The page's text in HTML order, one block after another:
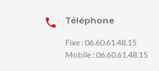
Téléphone
Fixe : 06.60.61.48.15
Mobile : 06.60.61.48.15